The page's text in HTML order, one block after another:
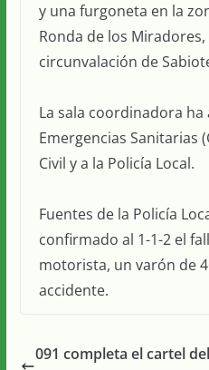
y una furgoneta en la
Ronda de los
circunvalación de
La sala coordinadora
Emergencias Sanitarias
Civil y a la Policía Local.
Fuentes de la Policía
confirmado al 1-1-2 el
motorista, un varón de
accidente.
091 completa el cartel